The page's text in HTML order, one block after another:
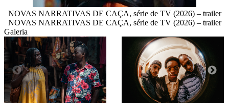
NOVAS NARRATIVAS DE CAÇA, série de TV (2026) – trailer
NOVAS NARRATIVAS DE CAÇA, série de TV (2026) – trailer
Galeria